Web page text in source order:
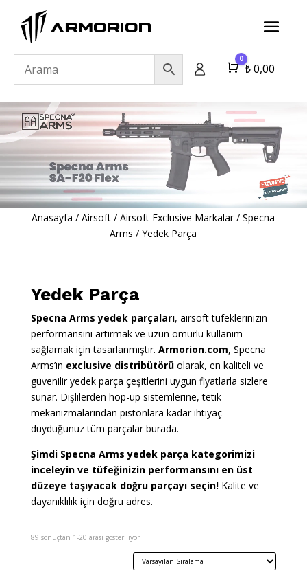
Cart
0
₺0,00
Anasayfa /Airsoft /Airsoft Exclusive Markalar/Specna
Arms /Yedek Parça
Yedek Parça
Specna Arms yedek parçaları, airsoft tüfeklerinizin
performansını artırmak ve uzun ömürlü kullanım
sağlamak için tasarlanmıştır. Armorion.com, Specna
Arms’ın exclusive distribütörüolarak, en kaliteli ve
güvenilir yedek parça çeşitlerini uygun fiyatlarla sizlere
sunar. Dişlilerden hop-up sistemlerine, tetik
mekanizmalarından pistonlara kadar ihtiyaç
duyduğunuz tüm parçalar burada.
Şimdi Specna Arms yedek parça kategorimizi
inceleyin ve tüfeğinizin performansını en üst
düzeye taşıyacak doğru parçayı seçin!Kalite ve
dayanıklılık için doğru adres.
89 sonuçtan 1-20 arası gösteriliyor